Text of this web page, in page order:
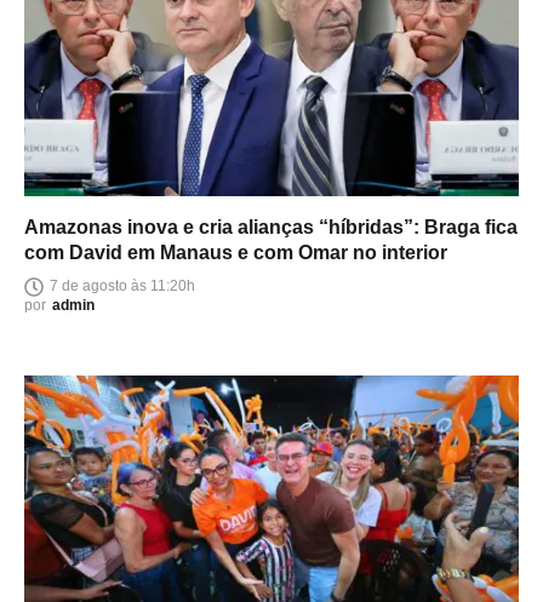
Amazonas inova e cria alianças “híbridas”: Braga fica
com David em Manaus e com Omar no interior
7 de agosto às 11:20h
por admin